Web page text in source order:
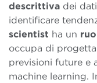
descrittiva dei
identificare
scientist ha un
occupa di
previsioni future e
machine learning.